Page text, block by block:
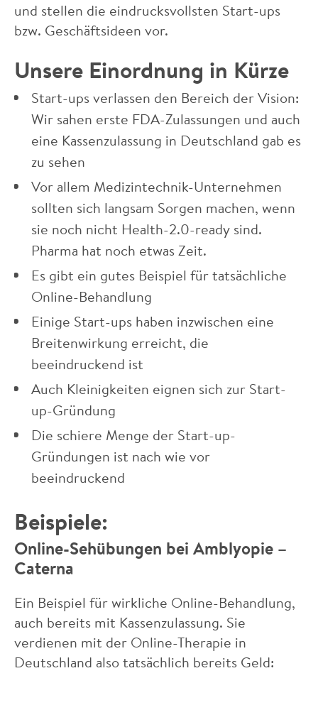
und stellen die eindrucksvollsten Start-ups
bzw. Geschäftsideen vor.
Unsere Einordnung in Kürze
Start-ups verlassen den Bereich der Vision:
Wir sahen erste FDA-Zulassungen und auch
eine Kassenzulassung in Deutschland gab es
zu sehen
Vor allem Medizintechnik-Unternehmen
sollten sich langsam Sorgen machen, wenn
sie noch nicht Health-2.0-ready sind.
Pharma hat noch etwas Zeit.
Es gibt ein gutes Beispiel für tatsächliche
Online-Behandlung
Einige Start-ups haben inzwischen eine
Breitenwirkung erreicht, die
beeindruckend ist
Auch Kleinigkeiten eignen sich zur Start-
up-Gründung
Die schiere Menge der Start-up-
Gründungen ist nach wie vor
beeindruckend
Beispiele:
Online-Sehübungen bei Amblyopie –
Caterna
Ein Beispiel für wirkliche Online-Behandlung,
auch bereits mit Kassenzulassung. Sie
verdienen mit der Online-Therapie in
Deutschland also tatsächlich bereits Geld: